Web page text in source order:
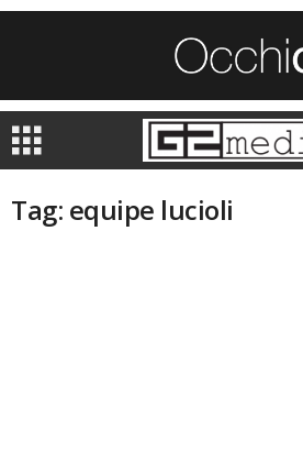
Tag: equipe lucioli